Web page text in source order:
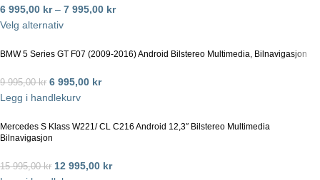
6 995,00 kr – 7 995,00 kr
Velg alternativ
BMW 5 Series GT F07 (2009-2016) Android Bilstereo Multimedia, Bilnavigasjon
9 995,00kr 6 995,00 kr
Legg i handlekurv
Mercedes S Klass W221/ CL C216 Android 12,3″ Bilstereo Multimedia
Bilnavigasjon
15 995,00kr 12 995,00 kr